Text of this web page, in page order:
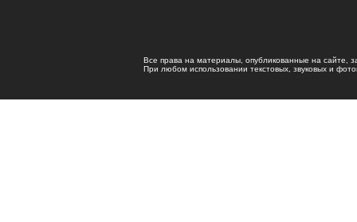
Все права на материалы, опубликованные на сайте,
При любом использовании текстовых, звуковых и